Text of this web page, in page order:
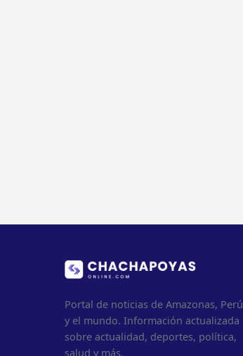
Portal de noticias de Amazonas, Perú
y el mundo. Información actualizada
sobre actualidad, deportes, política,
salud y más.